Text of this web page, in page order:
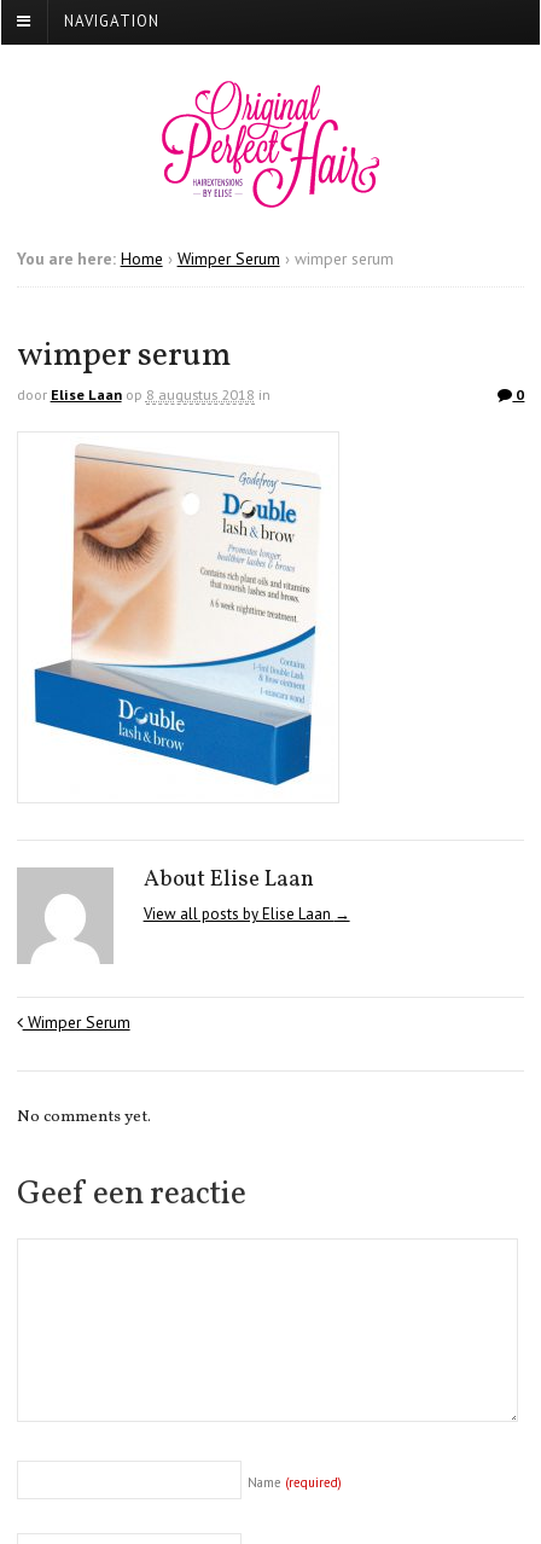
NAVIGATION
You are here: Home › Wimper Serum › wimper serum
wimper serum
door Elise Laan op 8 augustus 2018 in 0
About Elise Laan
View all posts by Elise Laan →
Wimper Serum
No comments yet.
Geef een reactie
Name (required)